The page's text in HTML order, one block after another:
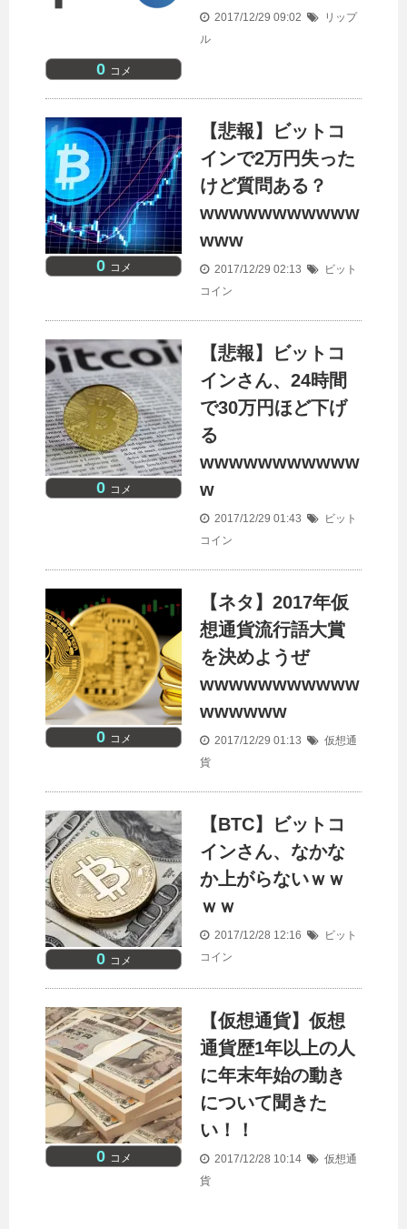
0 コメ
2017/12/29 09:02
リップ
ル
0 コメ
【悲報】ビットコ
インで2万円失った
けど質問ある？
wwwwwwwwwww
www
2017/12/29 02:13
ビット
コイン
0 コメ
【悲報】ビットコ
インさん、24時間
で30万円ほど下げ
る
wwwwwwwwwww
w
2017/12/29 01:43
ビット
コイン
0 コメ
【ネタ】2017年仮
想通貨流行語大賞
を決めようぜ
wwwwwwwwwww
wwwwww
2017/12/29 01:13
仮想通
貨
0 コメ
【BTC】ビットコ
インさん、なかな
か上がらないｗｗ
ｗｗ
2017/12/28 12:16
ビット
コイン
0 コメ
【仮想通貨】仮想
通貨歴1年以上の人
に年末年始の動き
について聞きた
い！！
2017/12/28 10:14
仮想通
貨